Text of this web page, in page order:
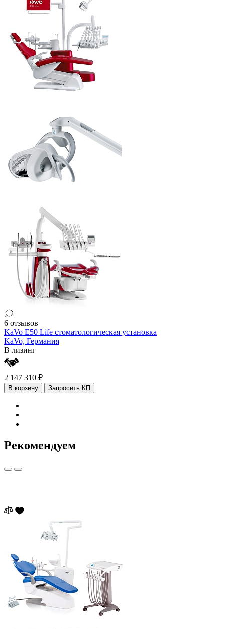
6 отзывов
KaVo E50 Life стоматологическая установка
KaVo, Германия
В лизинг
2 147 310 ₽
В корзину Запросить КП
Рекомендуем